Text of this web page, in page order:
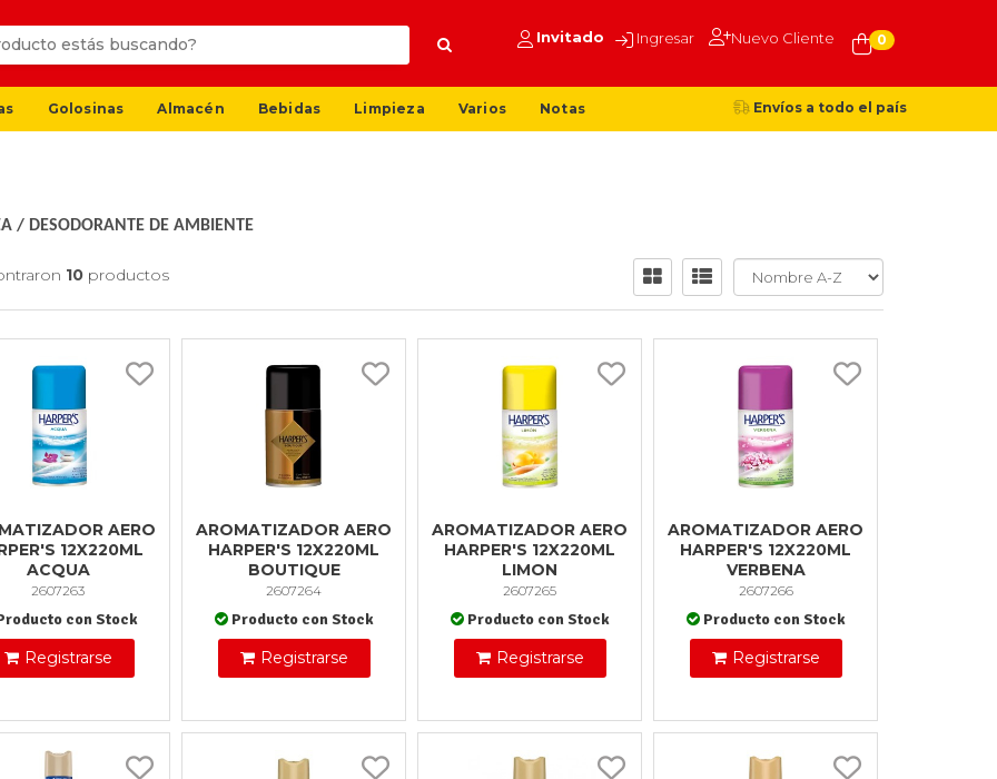
Invitado Ingresar Nuevo Cliente 0
Golosinas Almacén Bebidas Limpieza Varios Notas Envíos a todo el país
/ DESODORANTE DE AMBIENTE
10 productos
AERO
12X220ML
ACQUA
2607263
con Stock
Registrarse
AROMATIZADOR AERO
HARPER'S 12X220ML
BOUTIQUE
2607264
Producto con Stock
Registrarse
AROMATIZADOR AERO
HARPER'S 12X220ML
LIMON
2607265
Producto con Stock
Registrarse
AROMATIZADOR AERO
HARPER'S 12X220ML
VERBENA
2607266
Producto con Stock
Registrarse